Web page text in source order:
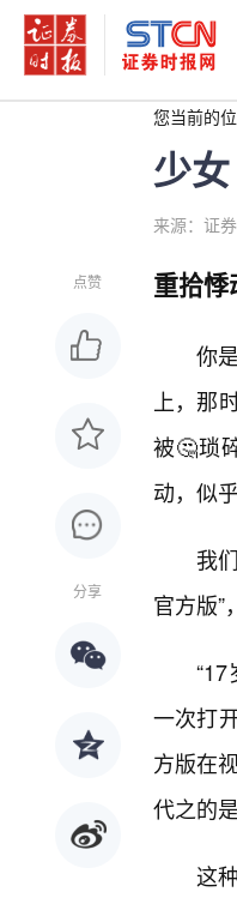
您当前的位
少女
来源：证
点赞
分享
重拾
你
上，那
被🤔琐
动，似
我
官方版
一次打
方版在
代之的
这